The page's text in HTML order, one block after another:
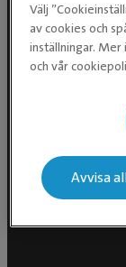
Evidensia
115 28
Välj
av cookies och
inställningar.
och vår
Avvisa